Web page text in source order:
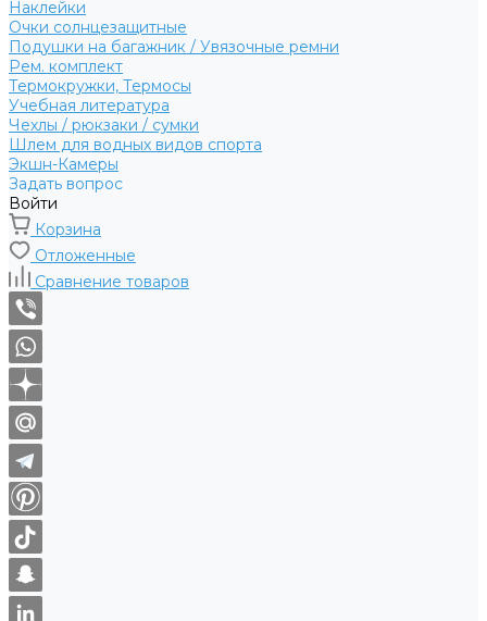
Наклейки
Очки солнцезащитные
Подушки на багажник / Увязочные ремни
Рем. комплект
Термокружки, Термосы
Учебная литература
Чехлы / рюкзаки / сумки
Шлем для водных видов спорта
Экшн-Камеры
Задать вопрос
Войти
Корзина
Отложенные
Сравнение товаров